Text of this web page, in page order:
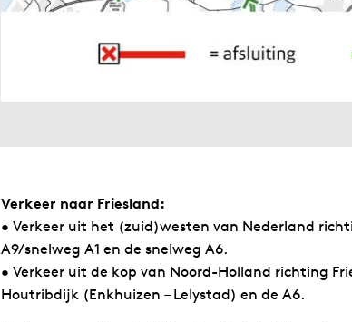
Verkeer naar Friesland:
• Verkeer uit het (zuid)westen van Nederland
A9/snelweg A1 en de snelweg A6.
• Verkeer uit de kop van Noord-Holland richting
Houtribdijk (Enkhuizen – Lelystad) en de A6.